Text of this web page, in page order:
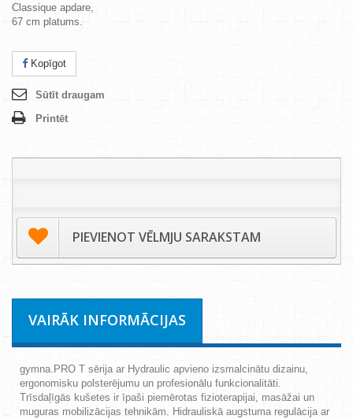
Classique apdare,
67 cm platums.
Kopīgot
Sūtīt draugam
Printēt
PIEVIENOT VĒLMJU SARAKSTAM
VAIRĀK INFORMĀCIJAS
gymna.PRO T sērija ar Hydraulic apvieno izsmalcinātu dizainu,
ergonomisku polsterējumu un profesionālu funkcionalitāti.
Trīsdaļīgās kušetes ir īpaši piemērotas fizioterapijai, masāžai un
muguras mobilizācijas tehnikām. Hidrauliskā augstuma regulācija ar